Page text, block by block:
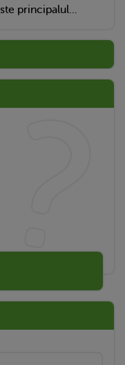
principalul...